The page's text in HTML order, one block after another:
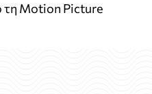
τη Motion Picture